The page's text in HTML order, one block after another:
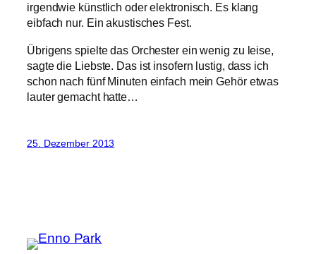
irgendwie künstlich oder elektronisch. Es klang
eibfach nur. Ein akustisches Fest.
Übrigens spielte das Orchester ein wenig zu leise,
sagte die Liebste. Das ist insofern lustig, dass ich
schon nach fünf Minuten einfach mein Gehör etwas
lauter gemacht hatte…
25. Dezember 2013